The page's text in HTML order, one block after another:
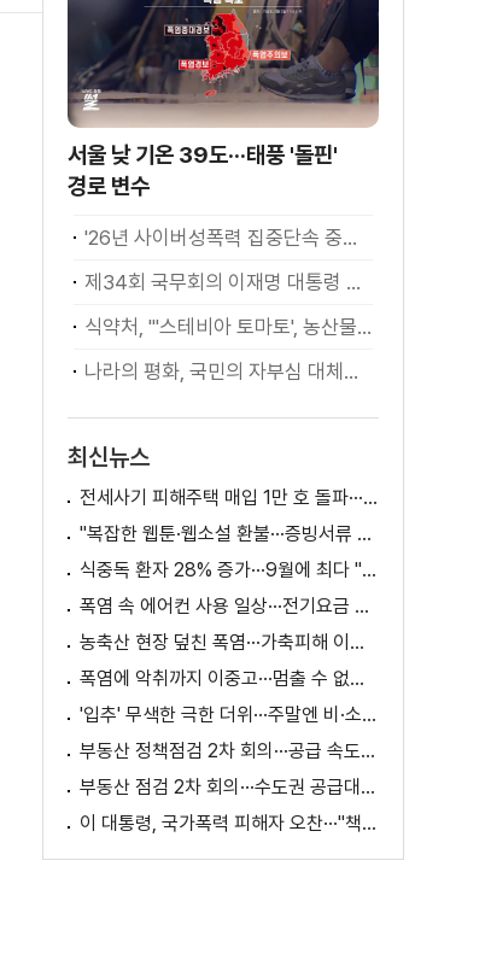
서울 낮 기온 39도···태풍 '돌핀'
경로 변수
'26년 사이버성폭력 집중단속 중간성과 발표···향후 추진계획은?
제34회 국무회의 이재명 대통령 모두발언
식약처, "'스테비아 토마토', 농산물 아닌 가공식품"
나라의 평화, 국민의 자부심 대체불가 대한민국 이재명 대통령 모두말씀
최신뉴스
전세사기 피해주택 매입 1만 호 돌파···피해 지원 속도
"복잡한 웹툰·웹소설 환불···증빙서류 요구까지"
식중독 환자 28% 증가···9월에 최다 "입추 방심 금물"
폭염 속 에어컨 사용 일상···전기요금 줄이려면?
농축산 현장 덮친 폭염···가축피해 이틀 새 28만 마리↑
폭염에 악취까지 이중고···멈출 수 없는 필수노동
'입추' 무색한 극한 더위···주말엔 비·소나기
부동산 정책점검 2차 회의···공급 속도전 본격화하나
부동산 점검 2차 회의···수도권 공급대책 논의
이 대통령, 국가폭력 피해자 오찬···"책임지고 치유"